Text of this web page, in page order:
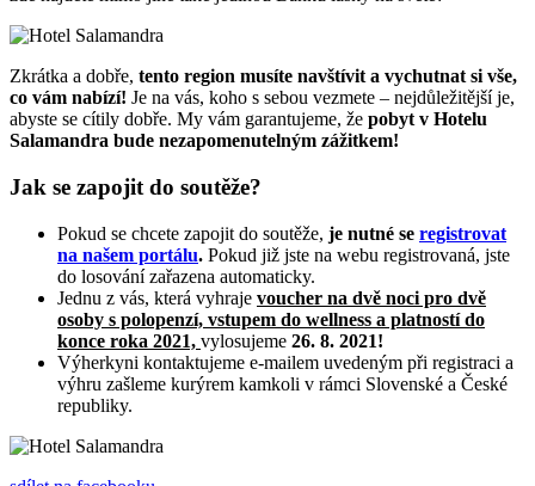
Zkrátka a dobře, tento region musíte navštívit a vychutnat si vše,
co vám nabízí! Je na vás, koho s sebou vezmete – nejdůležitější je,
abyste se cítily dobře. My vám garantujeme, že pobyt v Hotelu
Salamandra bude nezapomenutelným zážitkem!
Jak se zapojit do soutěže?
Pokud se chcete zapojit do soutěže, je nutné se registrovat
na našem portálu. Pokud již jste na webu registrovaná, jste
do losování zařazena automaticky.
Jednu z vás, která vyhraje voucher na dvě noci pro dvě
osoby s polopenzí, vstupem do wellness a platností do
konce roka 2021, vylosujeme 26. 8. 2021!
Výherkyni kontaktujeme e-mailem uvedeným při registraci a
výhru zašleme kurýrem kamkoli v rámci Slovenské a České
republiky.